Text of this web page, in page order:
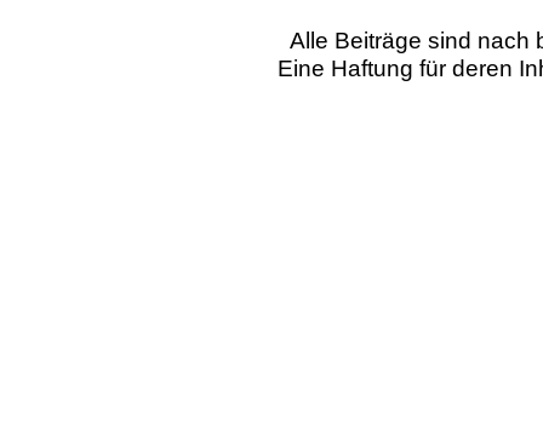
Alle Beiträge sind nach
Eine Haftung für deren